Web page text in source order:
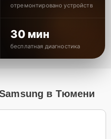
отремонтировано устройств
30 мин
бесплатная диагностика
в Тюмени